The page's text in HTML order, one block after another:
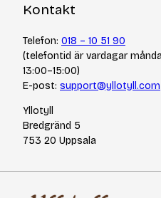
Kontakt
Telefon: 018 – 10 51 90
(telefontid är vardagar
13:00–15:00)
E-post: support@yllotyll.com
Yllotyll
Bredgränd 5
753 20 Uppsala